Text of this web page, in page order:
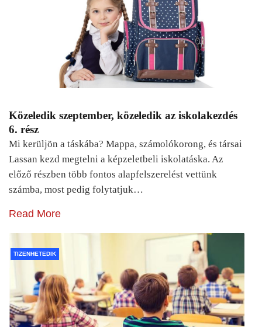
Közeledik szeptember, közeledik az iskolakezdés
6. rész
Mi kerüljön a táskába? Mappa, számolókorong, és társai
Lassan kezd megtelni a képzeletbeli iskolatáska. Az
előző részben több fontos alapfelszerelést vettünk
számba, most pedig folytatjuk…
Read More
TIZENHETEDIK